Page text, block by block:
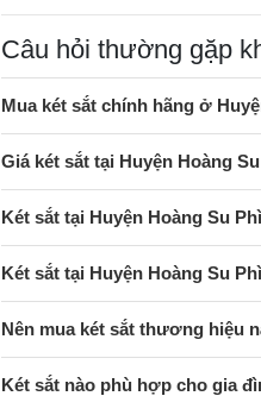
Câu hỏi thường gặp
Mua két sắt chính hãng ở
Giá két sắt tại Huyện Hoàng
Két sắt tại Huyện Hoàng Su
Két sắt tại Huyện Hoàng Su
Nên mua két sắt thương hiệu
Két sắt nào phù hợp cho gia